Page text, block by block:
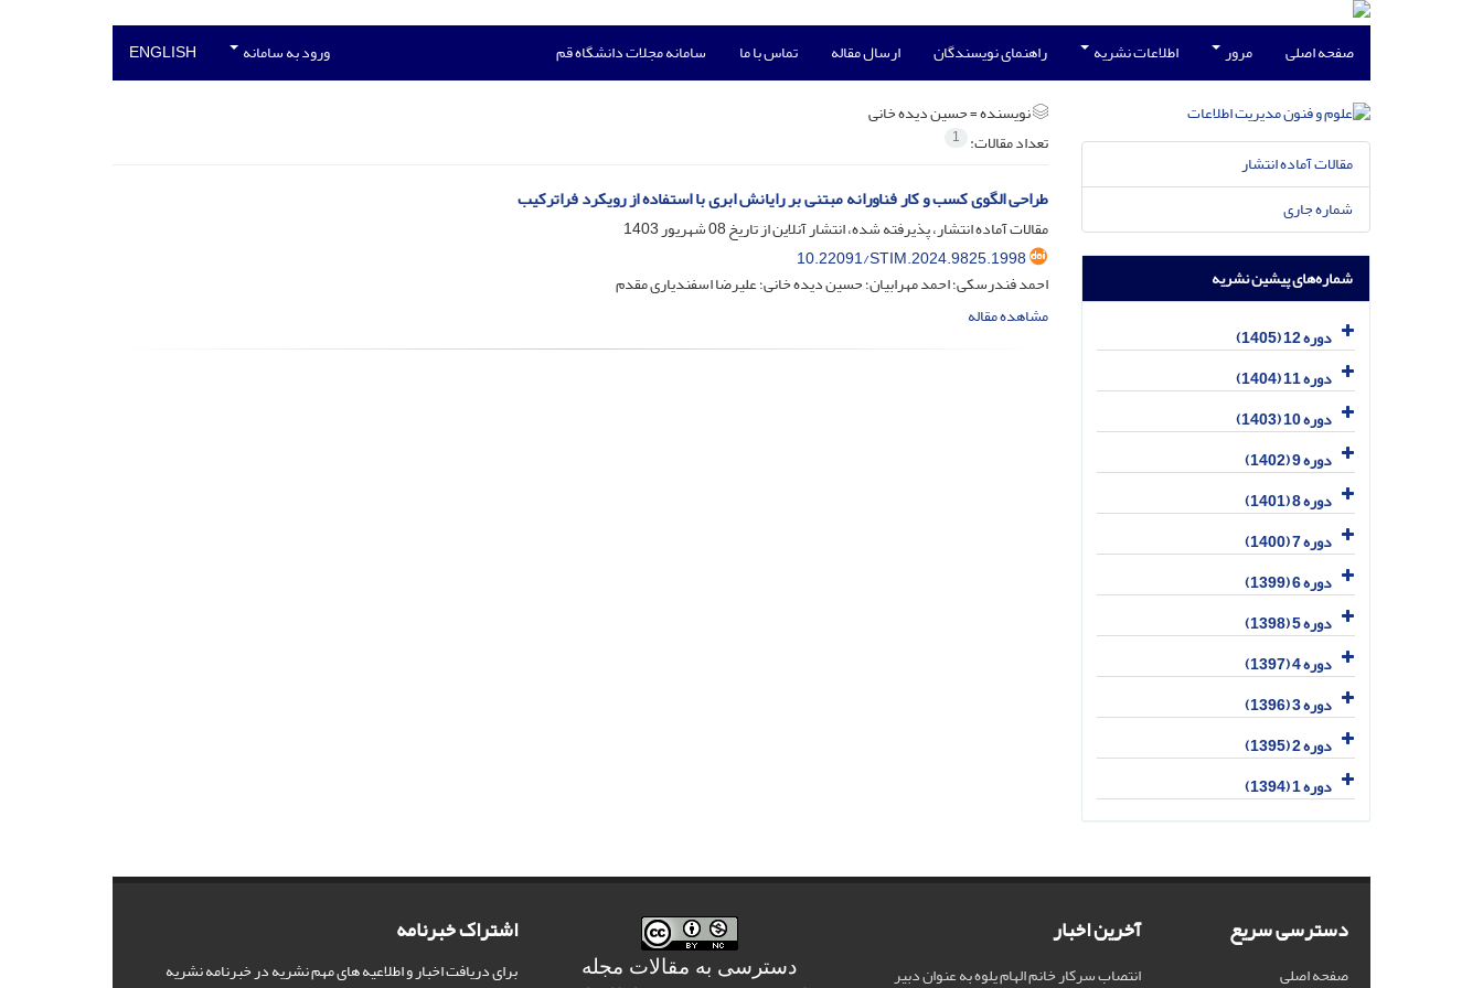
صفحه اصلی مرور اطلاعات نشریه راهنمای نویسندگان ارسال مقاله تماس با ما سامانه مجلات دانشگاه قم ورود به سامانه ENGLISH
نویسنده =حسین دیده خانی
تعداد مقالات: 1
طراحی الگوی کسب و کار فناورانه مبتنی بر رایانش ابری با استفاده از رویکرد فراترکیب
مقالات آماده انتشار، پذیرفته شده، انتشار آنلاین از تاریخ08 شهریور 1403
10.22091/STIM.2024.9825.1998
احمد فندرسکی؛ احمد مهرابیان؛ حسین دیده خانی؛ علیرضا اسفندیاری مقدم
مشاهده مقاله
مقالات آماده انتشار
شماره جاری
شماره‌های پیشین نشریه
دوره 12 (1405)
دوره 11 (1404)
دوره 10 (1403)
دوره 9 (1402)
دوره 8 (1401)
دوره 7 (1400)
دوره 6 (1399)
دوره 5 (1398)
دوره 4 (1397)
دوره 3 (1396)
دوره 2 (1395)
دوره 1 (1394)
دسترسی سریع
صفحه اصلی
آخرین اخبار
انتصاب سرکار خانم الهام یلوه به عنوان دبیر
دسترسی به مقالات مجله
اشتراک خبرنامه
برای دریافت اخبار و اطلاعیه های مهم نشریه در خبرنامه نشریه